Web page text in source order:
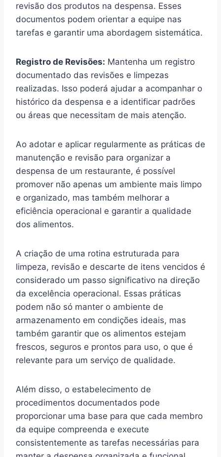
revisão dos produtos na despensa. Esses
documentos podem orientar a equipe nas
tarefas e garantir uma abordagem sistemática.
Registro de Revisões: Mantenha um registro
documentado das revisões e limpezas
realizadas. Isso poderá ajudar a acompanhar o
histórico da despensa e a identificar padrões
ou áreas que necessitam de mais atenção.
Ao adotar e aplicar regularmente as práticas de
manutenção e revisão para organizar a
despensa de um restaurante, é possível
promover não apenas um ambiente mais limpo
e organizado, mas também melhorar a
eficiência operacional e garantir a qualidade
dos alimentos.
A criação de uma rotina estruturada para
limpeza, revisão e descarte de itens vencidos é
considerado um passo significativo na direção
da excelência operacional. Essas práticas
podem não só manter o ambiente de
armazenamento em condições ideais, mas
também garantir que os alimentos estejam
frescos, seguros e prontos para uso, o que é
relevante para um serviço de qualidade.
Além disso, o estabelecimento de
procedimentos documentados pode
proporcionar uma base para que cada membro
da equipe compreenda e execute
consistentemente as tarefas necessárias para